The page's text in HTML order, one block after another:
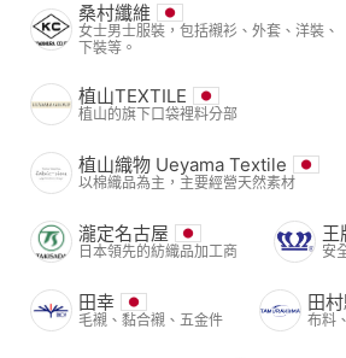
桑村纖維
女士男士服裝，包括襯衫、外套、洋裝、
下裝等。
植山TEXTILE
植山的旗下口袋裡料分部
植山織物 Ueyama Textile
以棉織品為主，主要經營天然素材
瀧定名古屋
日本領先的紡織品加工商
王
安
田幸
毛襯、黏合襯、五金件
田
布料